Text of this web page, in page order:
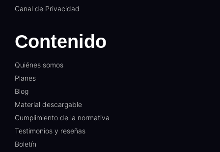
Canal de Privacidad​
Contenido
Quiénes somos
Planes
Blog
Material descargable
Cumplimiento de la normativa
Testimonios y reseñas
Boletín